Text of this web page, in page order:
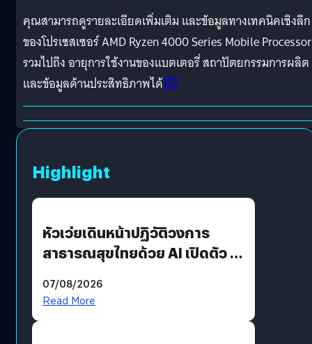
คุณสามารถดูรายละเอียดเพิ่มเติม และข้อมูลทางเทคนิคเชิงลึก
ของโปรเซสเซอร์ AMD Ryzen 4000 Series Mobile Processor
รวมไปถึง อายุการใช้งานของแบตเตอรี่ สถาปัตยกรรมการผลิต
และข้อมูลด้านประสิทธิภาพได้ที่นี่
Highlight
หัวเว่ยเดินหน้าปฏิวัติวงการ
สาธารณสุขไทยด้วย AI เปิดตัว 4
AI เพื่อการแพทย์ในประเทศไทย
07/08/2026
Read More